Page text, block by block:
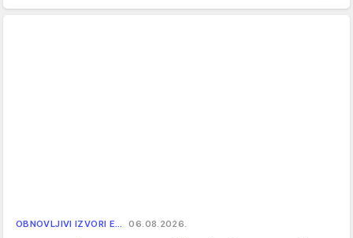
OBNOVLJIVI IZVORI E… 06.08.2026.